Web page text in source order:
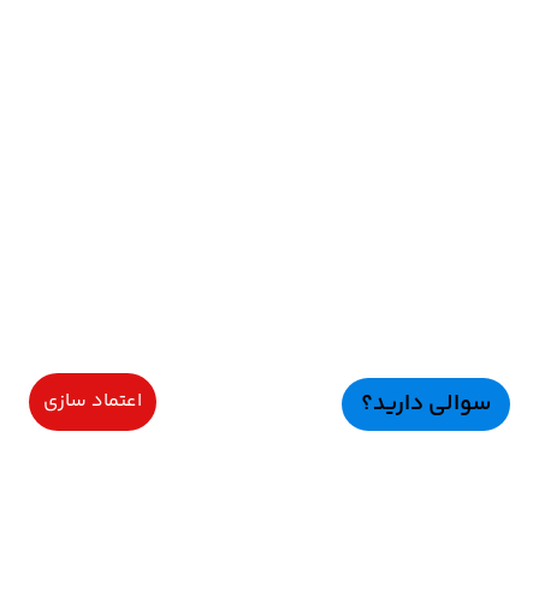
سوالی دارید؟ اعتماد سازی